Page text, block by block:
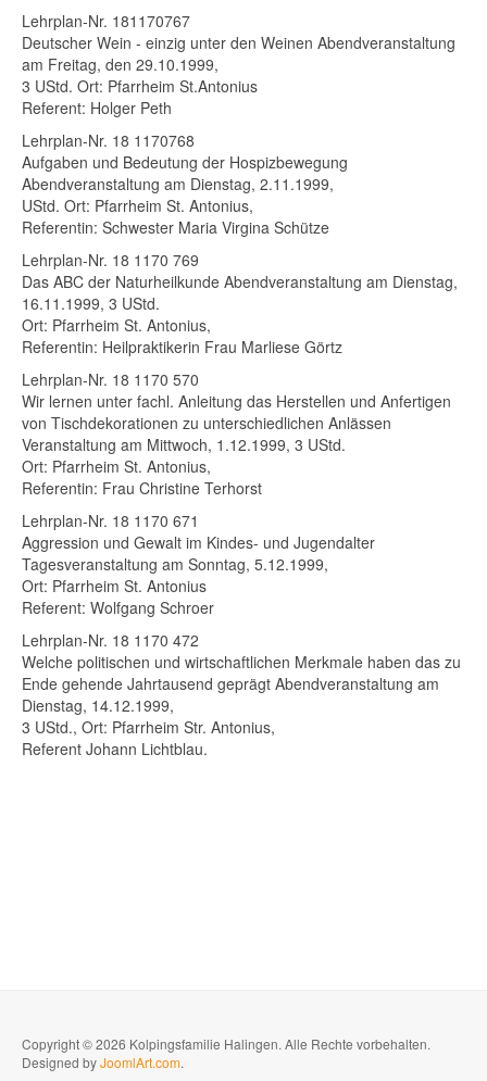
Lehrplan-Nr. 181170767
Deutscher Wein - einzig unter den Weinen Abendveranstaltung
am Freitag, den 29.10.1999,
3 UStd. Ort: Pfarrheim St.Antonius
Referent: Holger Peth
Lehrplan-Nr. 18 1170768
Aufgaben und Bedeutung der Hospizbewegung
Abendveranstaltung am Dienstag, 2.11.1999,
UStd. Ort: Pfarrheim St. Antonius,
Referentin: Schwester Maria Virgina Schütze
Lehrplan-Nr. 18 1170 769
Das ABC der Naturheilkunde Abendveranstaltung am Dienstag,
16.11.1999, 3 UStd.
Ort: Pfarrheim St. Antonius,
Referentin: Heilpraktikerin Frau Marliese Görtz
Lehrplan-Nr. 18 1170 570
Wir lernen unter fachl. Anleitung das Herstellen und Anfertigen
von Tischdekorationen zu unterschiedlichen Anlässen
Veranstaltung am Mittwoch, 1.12.1999, 3 UStd.
Ort: Pfarrheim St. Antonius,
Referentin: Frau Christine Terhorst
Lehrplan-Nr. 18 1170 671
Aggression und Gewalt im Kindes- und Jugendalter
Tagesveranstaltung am Sonntag, 5.12.1999,
Ort: Pfarrheim St. Antonius
Referent: Wolfgang Schroer
Lehrplan-Nr. 18 1170 472
Welche politischen und wirtschaftlichen Merkmale haben das zu
Ende gehende Jahrtausend geprägt Abendveranstaltung am
Dienstag, 14.12.1999,
3 UStd., Ort: Pfarrheim Str. Antonius,
Referent Johann Lichtblau.
Copyright © 2026 Kolpingsfamilie Halingen. Alle Rechte vorbehalten.
Designed byJoomlArt.com.